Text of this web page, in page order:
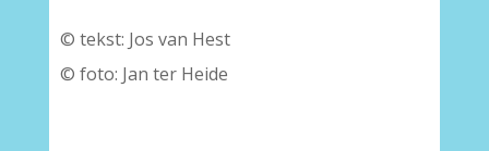
© tekst: Jos van Hest
© foto: Jan ter Heide